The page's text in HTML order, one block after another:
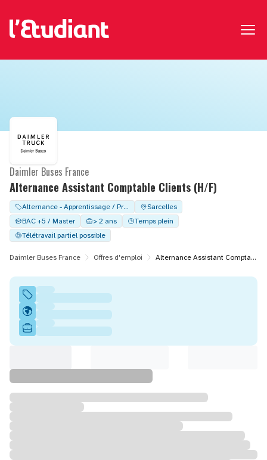
Alternance Assistant Comptable Clients (H/F)
Daimler Buses France
Alternance - Apprentissage / Professionalisation
Sarcelles
BAC +5 / Master
> 2 ans
Temps plein
Télétravail partiel possible
Daimler Buses France Offres d'emploi Alternance Assistant Comptable Clients (H/F)